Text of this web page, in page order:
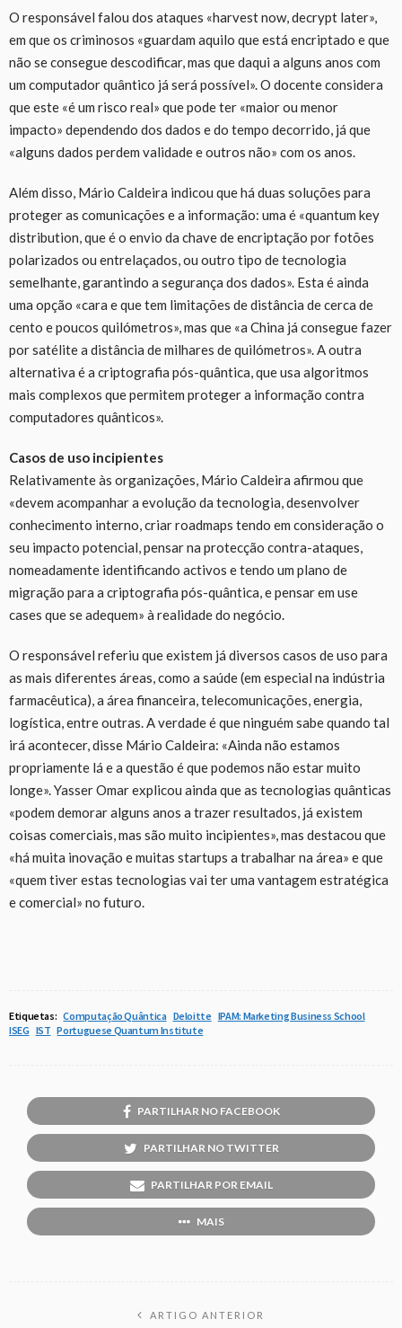
O responsável falou dos ataques «harvest now, decrypt later»,
em que os criminosos «guardam aquilo que está encriptado e que
não se consegue descodificar, mas que daqui a alguns anos com
um computador quântico já será possível». O docente considera
que este «é um risco real» que pode ter «maior ou menor
impacto» dependendo dos dados e do tempo decorrido, já que
«alguns dados perdem validade e outros não» com os anos.
Além disso, Mário Caldeira indicou que há duas soluções para
proteger as comunicações e a informação: uma é «quantum key
distribution, que é o envio da chave de encriptação por fotões
polarizados ou entrelaçados, ou outro tipo de tecnologia
semelhante, garantindo a segurança dos dados». Esta é ainda
uma opção «cara e que tem limitações de distância de cerca de
cento e poucos quilómetros», mas que «a China já consegue fazer
por satélite a distância de milhares de quilómetros». A outra
alternativa é a criptografia pós-quântica, que usa algoritmos
mais complexos que permitem proteger a informação contra
computadores quânticos».
Casos de uso incipientes
Relativamente às organizações, Mário Caldeira afirmou que
«devem acompanhar a evolução da tecnologia, desenvolver
conhecimento interno, criar roadmaps tendo em consideração o
seu impacto potencial, pensar na protecção contra-ataques,
nomeadamente identificando activos e tendo um plano de
migração para a criptografia pós-quântica, e pensar em use
cases que se adequem» à realidade do negócio.
O responsável referiu que existem já diversos casos de uso para
as mais diferentes áreas, como a saúde (em especial na indústria
farmacêutica), a área financeira, telecomunicações, energia,
logística, entre outras. A verdade é que ninguém sabe quando tal
irá acontecer, disse Mário Caldeira: «Ainda não estamos
propriamente lá e a questão é que podemos não estar muito
longe». Yasser Omar explicou ainda que as tecnologias quânticas
«podem demorar alguns anos a trazer resultados, já existem
coisas comerciais, mas são muito incipientes», mas destacou que
«há muita inovação e muitas startups a trabalhar na área» e que
«quem tiver estas tecnologias vai ter uma vantagem estratégica
e comercial» no futuro.
Etiquetas: Computação Quântica Deloitte IPAM: Marketing Business School
ISEG IST Portuguese Quantum Institute
PARTILHAR NO FACEBOOK
PARTILHAR NO TWITTER
PARTILHAR POR EMAIL
MAIS
ARTIGO ANTERIOR